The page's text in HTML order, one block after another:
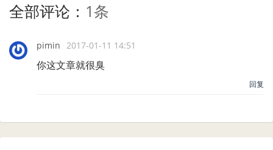
全部评论： 1条
pimin 2017-01-11 14:51
你这文章就很臭
回复